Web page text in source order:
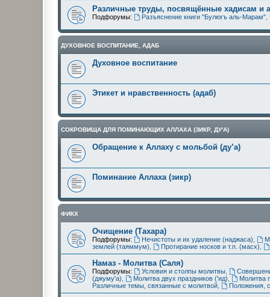
Различные труды, посвящённые хадисам и
Подфорумы: Разъяснение книги "Булюгъ аль-Марам",
ДУХОВНОЕ ВОСПИТАНИЕ, АДАБ
Духовное воспитание
Этикет и нравственность (адаб)
СОКРОВИЩА ДЛЯ ПОМИНАЮЩИХ АЛЛАХА (ЗИКР, ДУ'А)
Обращение к Аллаху с мольбой (ду’а)
Поминание Аллаха (зикр)
ФИКХ
Очищение (Тахара)
Подфорумы: Нечистоты и их удаление (наджаса)
землей (таяммум)
Протирание носков и т.п. (масх)
Намаз - Молитва (Саля)
Подфорумы: Условия и столпы молитвы,
(джуму'а)
Молитва двух праздников ('ид) Молитва
Различные темы, связанные с молитвой
Положения,